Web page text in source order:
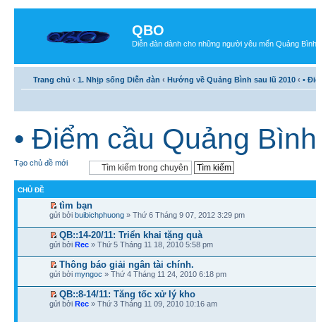
QBO
Diễn đàn dành cho những người yêu mến Quảng Bình
Trang chủ ‹ 1. Nhịp sống Diễn đàn ‹ Hướng về Quảng Bình sau lũ 2010 ‹ •
• Điểm cầu Quảng Bình
Tạo chủ đề mới
CHỦ ĐỀ
tìm bạn
gửi bởi buibichphuong » Thứ 6 Tháng 9 07, 2012 3:29 pm
QB::14-20/11: Triển khai tặng quà
gửi bởi Rec » Thứ 5 Tháng 11 18, 2010 5:58 pm
Thông báo giải ngân tài chính.
gửi bởi myngoc » Thứ 4 Tháng 11 24, 2010 6:18 pm
QB::8-14/11: Tăng tốc xử lý kho
gửi bởi Rec » Thứ 3 Tháng 11 09, 2010 10:16 am